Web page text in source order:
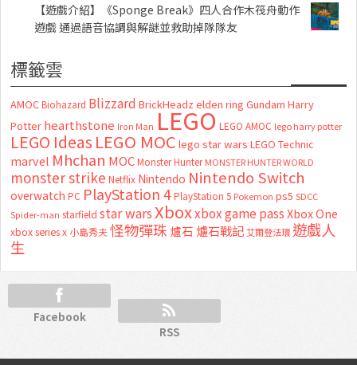
【遊戲介紹】《Sponge Break》四人合作木筏舟動作
遊戲 通過語音協調與解謎並救助掉隊隊友
標籤雲
AMOC Biohazard Blizzard BrickHeadz elden ring Gundam Harry
Potter hearthstone Iron Man LEGO LEGO AMOC lego harry potter
LEGO Ideas LEGO MOC lego star wars LEGO Technic
marvel Mhchan MOC Monster Hunter MONSTER HUNTER WORLD
monster strike Netflix Nintendo Nintendo Switch
overwatch PC PlayStation 4 PlayStation 5 Pokemon ps5 SDCC
Spider-man starfield star warsXboxxbox game passXbox One
xbox series x 小島秀夫怪物彈珠 爐石 爐石戰記艾爾登法環 遊戲人
生
Facebook
RSS